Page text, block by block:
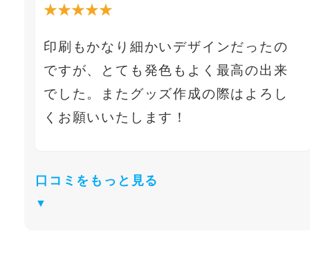
★★★★★
印刷もかなり細かいデザインだったの
ですが、とても発色もよく最高の出来
でした。またグッズ作成の際はよろし
くお願いいたします！
口コミをもっと見る